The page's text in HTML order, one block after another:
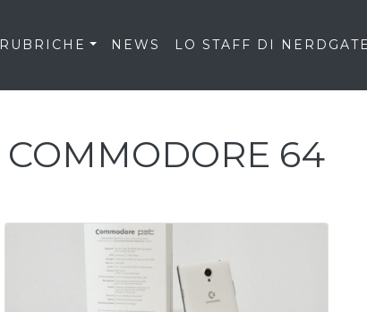
RUBRICHE NEWS LO STAFF DI
COMMODORE 64